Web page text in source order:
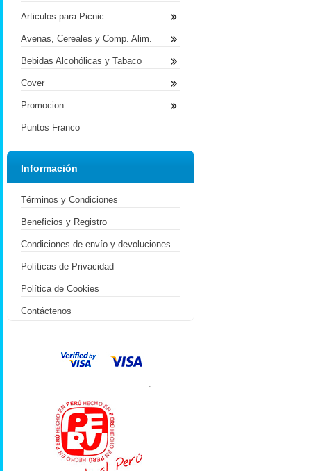
Articulos para Picnic
Avenas, Cereales y Comp. Alim.
Bebidas Alcohólicas y Tabaco
Cover
Promocion
Puntos Franco
Información
Términos y Condiciones
Beneficios y Registro
Condiciones de envío y devoluciones
Políticas de Privacidad
Política de Cookies
Contáctenos
.